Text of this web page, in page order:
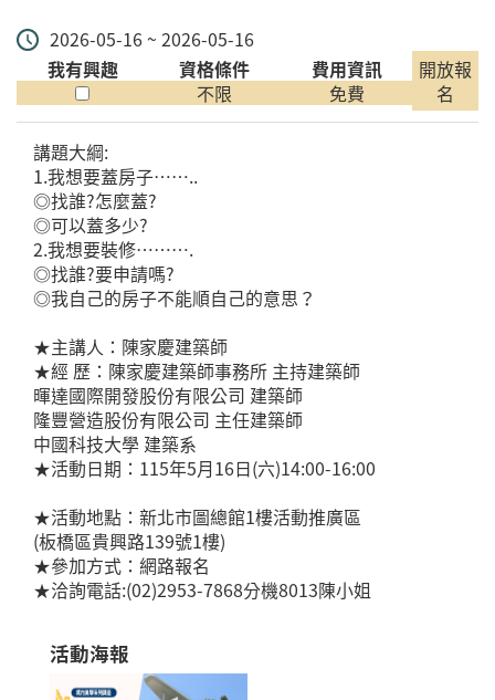
2026-05-16 ~ 2026-05-16
我有興趣
資格條件
不限
費用資訊
免費
開放報
名
講題大綱:
1.我想要蓋房子……..
◎找誰?怎麼蓋?
◎可以蓋多少?
2.我想要裝修……….
◎找誰?要申請嗎?
◎我自己的房子不能順自己的意思？
★主講人：陳家慶建築師
★經 歷：陳家慶建築師事務所 主持建築師
暉達國際開發股份有限公司 建築師
隆豐營造股份有限公司 主任建築師
中國科技大學 建築系
★活動日期：115年5月16日(六)14:00-16:00
★活動地點：新北市圖總館1樓活動推廣區
(板橋區貴興路139號1樓)
★參加方式：網路報名
活動海報